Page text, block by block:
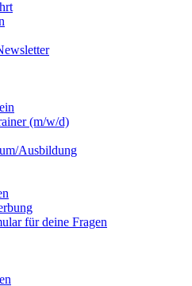
(m/w/d)
Ausbildung
für deine Fragen